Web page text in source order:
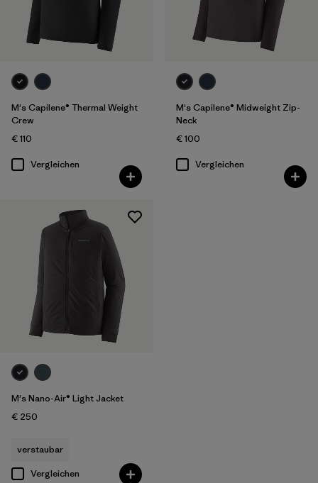
M's Capilene® Thermal Weight
Crew
€ 110
Vergleichen
M's Capilene® Midweight Zip-
Neck
€ 100
Vergleichen
M's Nano-Air® Light Jacket
€ 250
verstaubar
Vergleichen